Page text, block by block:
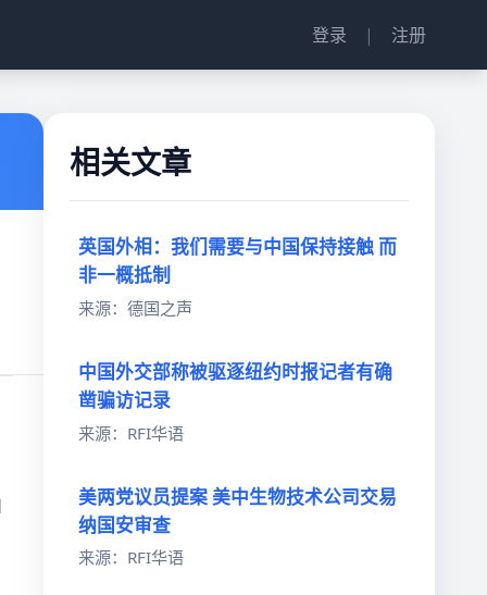
登录 | 注册
相关文章
英国外相：我们需要与中国保持接触 而
非一概抵制
来源：德国之声
中国外交部称被驱逐纽约时报记者有确
凿骗访记录
来源：RFI华语
美两党议员提案 美中生物技术公司交易
纳国安审查
来源：RFI华语